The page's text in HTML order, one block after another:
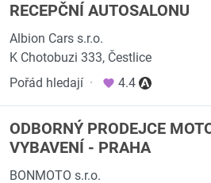
RECEPČNÍ AUTOSALONU
Albion Cars s.r.o.
K Chotobuzi 333, Čestlice
Pořád hledají · 4.4
ODBORNÝ PRODEJCE
VYBAVENÍ - PRAHA
BONMOTO s.r.o.